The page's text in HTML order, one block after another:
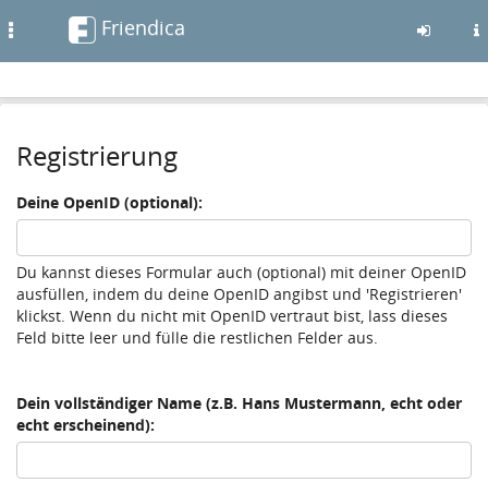
der
gehen
Friendica
Registrierung
Deine OpenID (optional):
Du kannst dieses Formular auch (optional) mit deiner OpenID
ausfüllen, indem du deine OpenID angibst und 'Registrieren'
klickst. Wenn du nicht mit OpenID vertraut bist, lass dieses
Feld bitte leer und fülle die restlichen Felder aus.
Dein vollständiger Name (z.B. Hans Mustermann, echt oder
echt erscheinend):